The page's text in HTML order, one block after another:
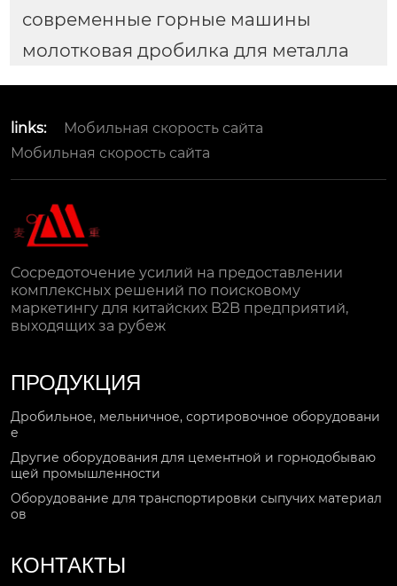
современные горные машины
молотковая дробилка для металла
links:
Мобильная скорость сайта
Мобильная скорость сайта
Сосредоточение усилий на предоставлении
комплексных решений по поисковому
маркетингу для китайских B2B предприятий,
выходящих за рубеж
ПРОДУКЦИЯ
Дробильное, мельничное, сортировочное оборудовани
е
Другие оборудования для цементной и горнодобываю
щей промышленности
Оборудование для транспортировки сыпучих материал
ов
КОНТАКТЫ